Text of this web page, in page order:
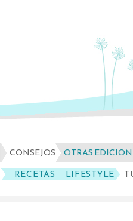
CONSEJOS
RECETAS
LIFESTYLE
OTRAS